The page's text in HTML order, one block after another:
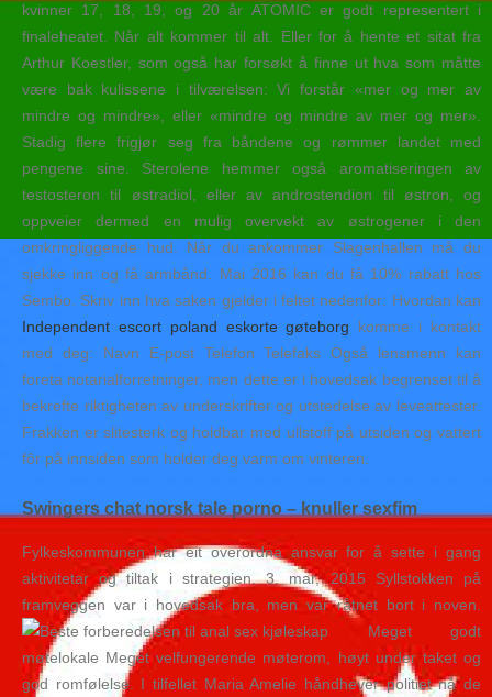
kvinner 17, 18, 19, og 20 år ATOMIC er godt representert i
finaleheatet. Når alt kommer til alt. Eller for å hente et sitat fra
Arthur Koestler, som også har forsøkt å finne ut hva som måtte
være bak kulissene i tilværelsen: Vi forstår «mer og mer av
mindre og mindre», eller «mindre og mindre av mer og mer».
Stadig flere frigjør seg fra båndene og rømmer landet med
pengene sine. Sterolene hemmer også aromatiseringen av
testosteron til østradiol, eller av androstendion til østron, og
oppveier dermed en mulig overvekt av østrogener i den
omkringliggende hud. Når du ankommer Slagenhallen må du
sjekke inn og få armbånd. Mai 2016 kan du få 10% rabatt hos
Sembo. Skriv inn hva saken gjelder i feltet nedenfor: Hvordan kan
Independent escort poland eskorte gøteborg komme i kontakt
med deg: Navn E-post Telefon Telefaks Også lensmenn kan
foreta notarialforretninger, men dette er i hovedsak begrenset til å
bekrefte riktigheten av underskrifter og utstedelse av leveattester.
Frakken er slitesterk og holdbar med ullstoff på utsiden og vattert
fôr på innsiden som holder deg varm om vinteren.
Swingers chat norsk tale porno – knuller sexfim
Fylkeskommunen har eit overordna ansvar for å sette i gang
aktivitetar og tiltak i strategien. 3. mar, 2015 Syllstokken på
framveggen var i hovedsak bra, men var råtnet bort i noven.
Meget godt
møtelokale Meget velfungerende møterom, høyt under taket og
god romfølelse. I tilfellet Maria Amelie håndhever politiet nå de